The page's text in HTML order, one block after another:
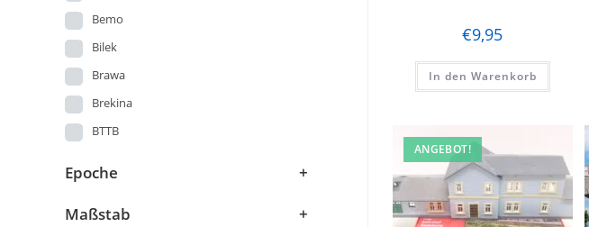
€9,95
In den Warenkorb
ANGEBOT!
Bemo
Bilek
Brawa
Brekina
BTTB
Easy -Model
Epoche
+
Maßstab
+